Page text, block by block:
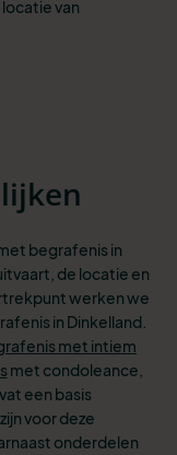
van
begrafenis in
de locatie en
werken we
in Dinkelland.
met intiem
met condoleance,
een basis
voor deze
onderdelen